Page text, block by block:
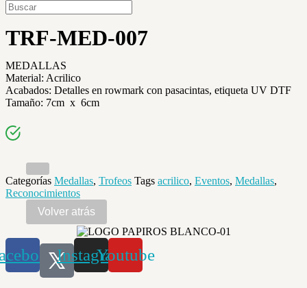
TRF-MED-007
MEDALLAS
Material: Acrilico
Acabados: Detalles en rowmark con pasacintas, etiqueta UV DTF
Tamaño: 7cm x 6cm
Categorías Medallas, Trofeos Tags acrilico, Eventos, Medallas,
Reconocimientos
InstagramYoutube